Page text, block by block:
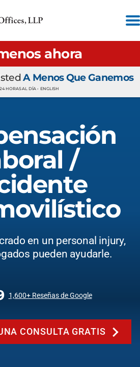
ahora
A Menos Que Ganemos
24 HORAS AL DÍA • ENGLISH
/
en un personal injury,
pueden ayudarle.
1,600+ Reseñas de Google
CONSULTA GRATIS